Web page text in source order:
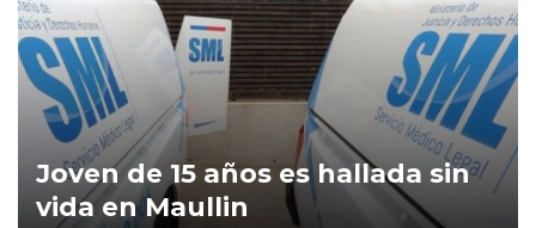
Joven de 15 años es hallada sin
vida en Maullin